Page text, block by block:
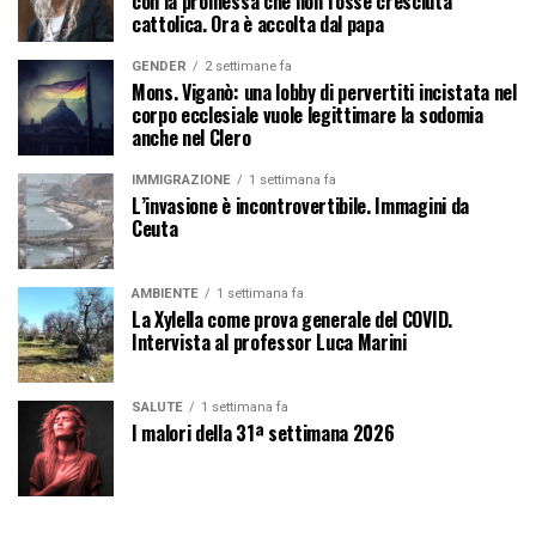
cattolica. Ora è accolta dal papa
GENDER 2 settimane fa
Mons. Viganò: una lobby di pervertiti incistata nel
corpo ecclesiale vuole legittimare la sodomia
anche nel Clero
IMMIGRAZIONE 1 settimana fa
L’invasione è incontrovertibile. Immagini da
Ceuta
AMBIENTE 1 settimana fa
La Xylella come prova generale del COVID.
Intervista al professor Luca Marini
SALUTE 1 settimana fa
I malori della 31ª settimana 2026